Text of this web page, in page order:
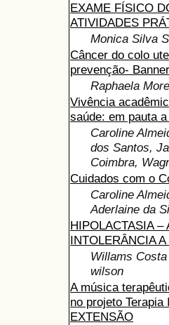
EXAME FÍSICO
ATIVIDADES
Monica Silva
Câncer do colo
prevenção- Banner
Raphaela
Vivência
saúde: em pauta
Caroline
dos Santos,
Coimbra,
Cuidados com o
Caroline
Aderlaine da
HIPOLACTASIA
INTOLERÂNCIA
Willams
wilson
A música
no projeto
EXTENSÃO